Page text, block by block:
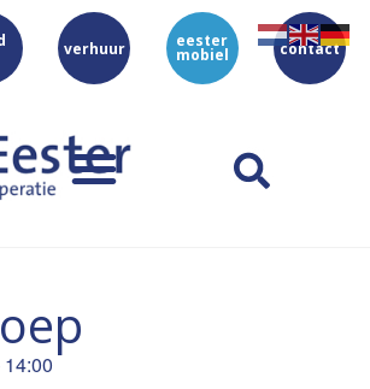
verhuur eester
mobiel contact
14:00